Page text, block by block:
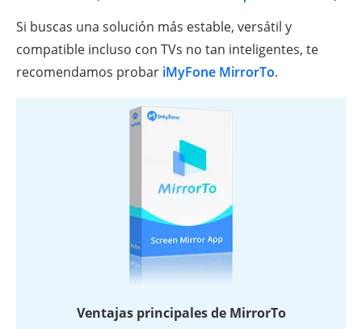
Si buscas una solución más estable, versátil y
compatible incluso con TVs no tan inteligentes, te
recomendamos probar iMyFone MirrorTo.
Ventajas principales de MirrorTo